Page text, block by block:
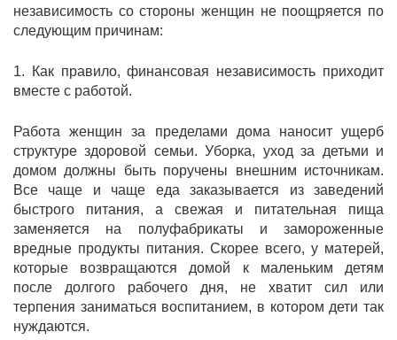
независимость со стороны женщин не поощряется по
следующим причинам:
1. Как правило, финансовая независимость приходит
вместе с работой.
Работа женщин за пределами дома наносит ущерб
структуре здоровой семьи. Уборка, уход за детьми и
домом должны быть поручены внешним источникам.
Все чаще и чаще еда заказывается из заведений
быстрого питания, а свежая и питательная пища
заменяется на полуфабрикаты и замороженные
вредные продукты питания. Скорее всего, у матерей,
которые возвращаются домой к маленьким детям
после долгого рабочего дня, не хватит сил или
терпения заниматься воспитанием, в котором дети так
нуждаются.